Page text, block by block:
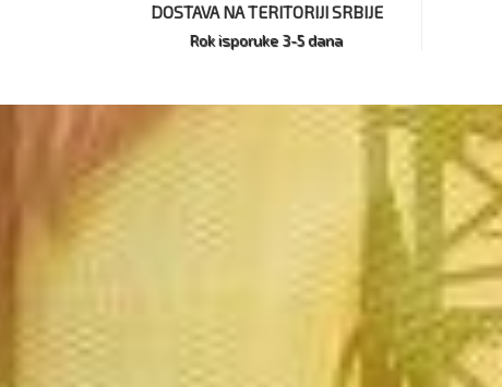
DOSTAVA NA TERITORIJI SRBIJE
Rok isporuke 3-5 dana